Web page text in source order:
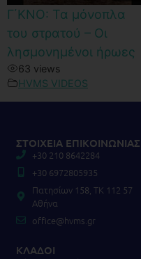
Γ΄ΚΝΟ: Τα μόνοπλα
του στρατού – Οι
λησμονημένοι ήρωες
63 views
HVMS VIDEOS
ΣΤΟΙΧΕΙΑ ΕΠΙΚΟΙΝΩΝΙΑΣ
+30 210 8642284
+30 6972805935
Πατησίων 158, TK 112 57
Αθήνα
office@hvms.gr
ΚΛΑΔΟΙ